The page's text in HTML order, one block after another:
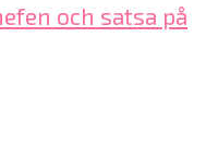
och satsa på